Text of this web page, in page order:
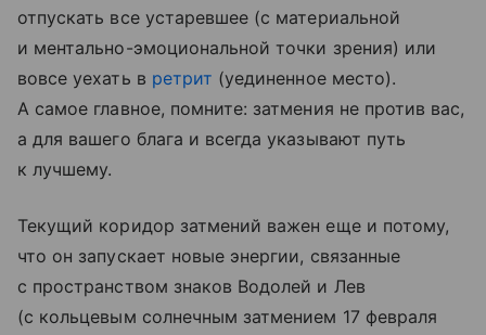
отпускать все устаревшее (с материальной
и ментально-эмоциональной точки зрения) или
вовсе уехать в ретрит (уединенное место).
А самое главное, помните: затмения не против вас,
а для вашего блага и всегда указывают путь
к лучшему.
Текущий коридор затмений важен еще и потому,
что он запускает новые энергии, связанные
с пространством знаков Водолей и Лев
(с кольцевым солнечным затмением 17 февраля